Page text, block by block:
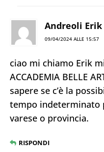
Andreoli Erik
09/04/2024 ALLE 15:57
ciao mi chiamo Erik
ACCADEMIA BELLE
sapere se c’è la
tempo indeterminato
varese o provincia.
RISPONDI